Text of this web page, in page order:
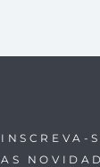
INSCREVA-
AS